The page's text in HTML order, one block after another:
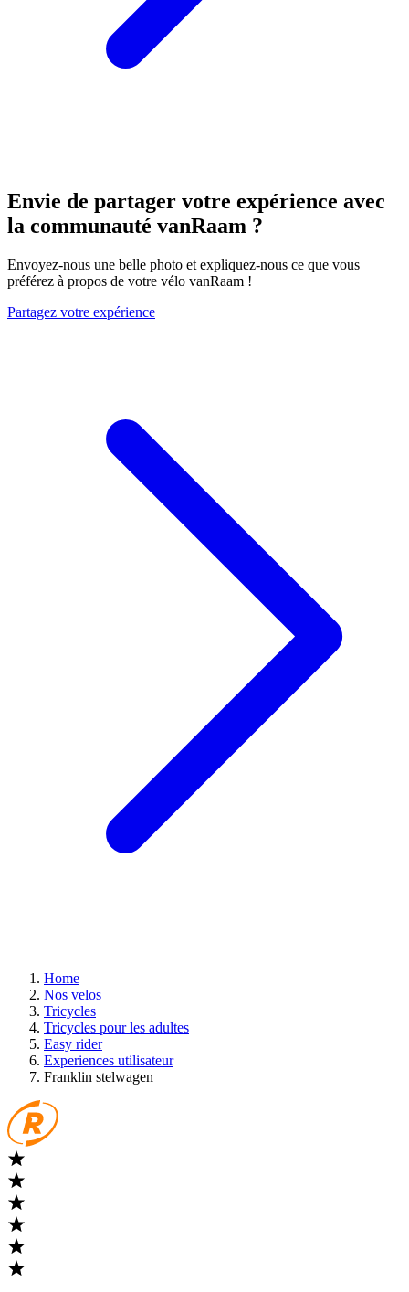
Envie de partager votre expérience avec
la communauté vanRaam ?
Envoyez-nous une belle photo et expliquez-nous ce que vous
préférez à propos de votre vélo vanRaam !
Partagez votre expérience
Home
Nos velos
Tricycles
Tricycles pour les adultes
Easy rider
Experiences utilisateur
Franklin stelwagen